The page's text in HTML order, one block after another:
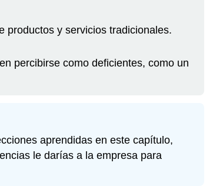
productos y servicios tradicionales.
percibirse como deficientes, como un
aprendidas en este capítulo,
le darías a la empresa para